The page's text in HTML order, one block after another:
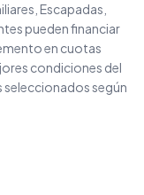
Escapadas,
pueden financiar
en cuotas
condiciones del
seleccionados según